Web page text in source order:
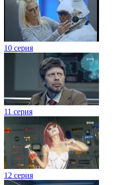
10 серия
11 серия
12 серия